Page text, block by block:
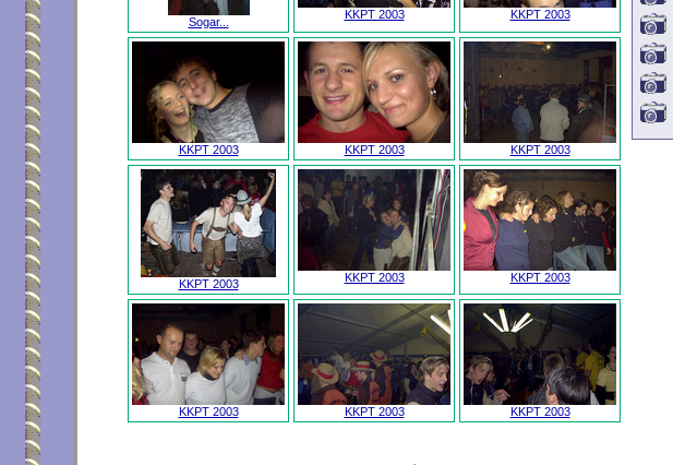
Sogar...
KKPT 2003 KKPT 2003
KKPT 2003 KKPT 2003 KKPT 2003
KKPT 2003 KKPT 2003 KKPT 2003
KKPT 2003 KKPT 2003 KKPT 2003